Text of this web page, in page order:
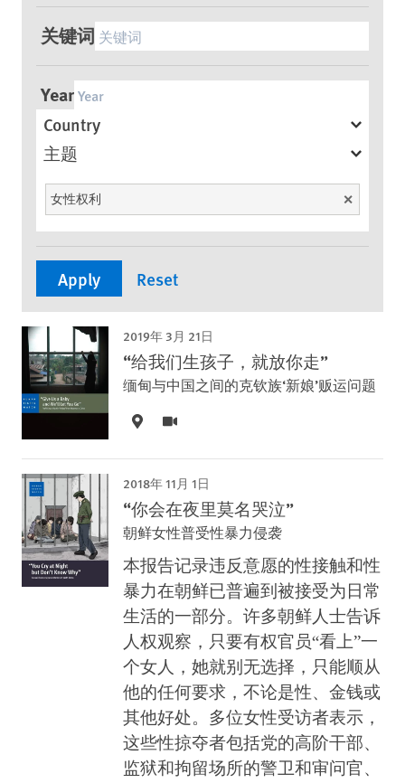
关键词
Year
Country
主题
女性权利 Unselect
2019年 3月 21日
“给我们生孩子，就放你走”
缅甸与中国之间的克钦族‘新娘’贩运问题
2018年 11月 1日
“你会在夜里莫名哭泣”
朝鲜女性普受性暴力侵袭
本报告记录违反意愿的性接触和性
暴力在朝鲜已普遍到被接受为日常
生活的一部分。许多朝鲜人士告诉
人权观察，只要有权官员“看上”一
个女人，她就别无选择，只能顺从
他的任何要求，不论是性、金钱或
其他好处。多位女性受访者表示，
这些性掠夺者包括党的高阶干部、
监狱和拘留场所的警卫和审问官、